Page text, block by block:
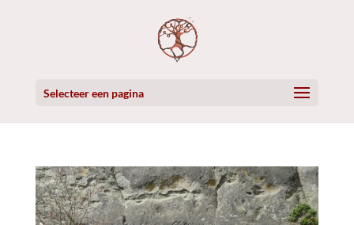
Selecteer een pagina